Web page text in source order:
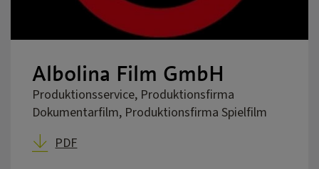
Albolina Film GmbH
Produktionsservice, Produktionsfirma
Dokumentarfilm, Produktionsfirma Spielfilm
PDF